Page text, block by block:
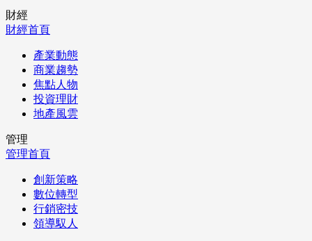
財經
財經首頁
產業動態
商業趨勢
焦點人物
投資理財
地產風雲
管理
管理首頁
創新策略
數位轉型
行銷密技
領導馭人